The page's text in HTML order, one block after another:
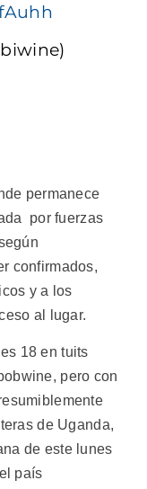
permanece
por fuerzas
confirmados,
y a los
al lugar.
18 en tuits
pero con
de Uganda,
de este lunes
país